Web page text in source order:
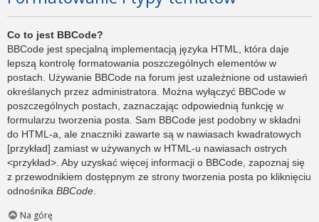
Co to jest BBCode?
BBCode jest specjalną implementacją języka HTML, która daje
lepszą kontrolę formatowania poszczególnych elementów w
postach. Używanie BBCode na forum jest uzależnione od ustawień
określanych przez administratora. Można wyłączyć BBCode w
poszczególnych postach, zaznaczając odpowiednią funkcję w
formularzu tworzenia posta. Sam BBCode jest podobny w składni
do HTML-a, ale znaczniki zawarte są w nawiasach kwadratowych
[przykład] zamiast w używanych w HTML-u nawiasach ostrych
<przykład>. Aby uzyskać więcej informacji o BBCode, zapoznaj się
z przewodnikiem dostępnym ze strony tworzenia posta po kliknięciu
odnośnika BBCode
Na górę